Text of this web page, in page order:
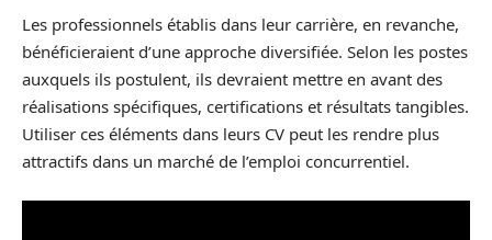
Les professionnels établis dans leur carrière, en revanche,
bénéficieraient d’une approche diversifiée. Selon les postes
auxquels ils postulent, ils devraient mettre en avant des
réalisations spécifiques, certifications et résultats tangibles.
Utiliser ces éléments dans leurs CV peut les rendre plus
attractifs dans un marché de l’emploi concurrentiel.